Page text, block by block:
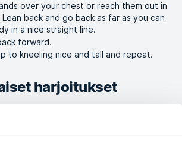
over your chest or reach them out in
back and go back as far as you can
in a nice straight line.
forward.
to kneeling nice and tall and repeat.
harjoitukset